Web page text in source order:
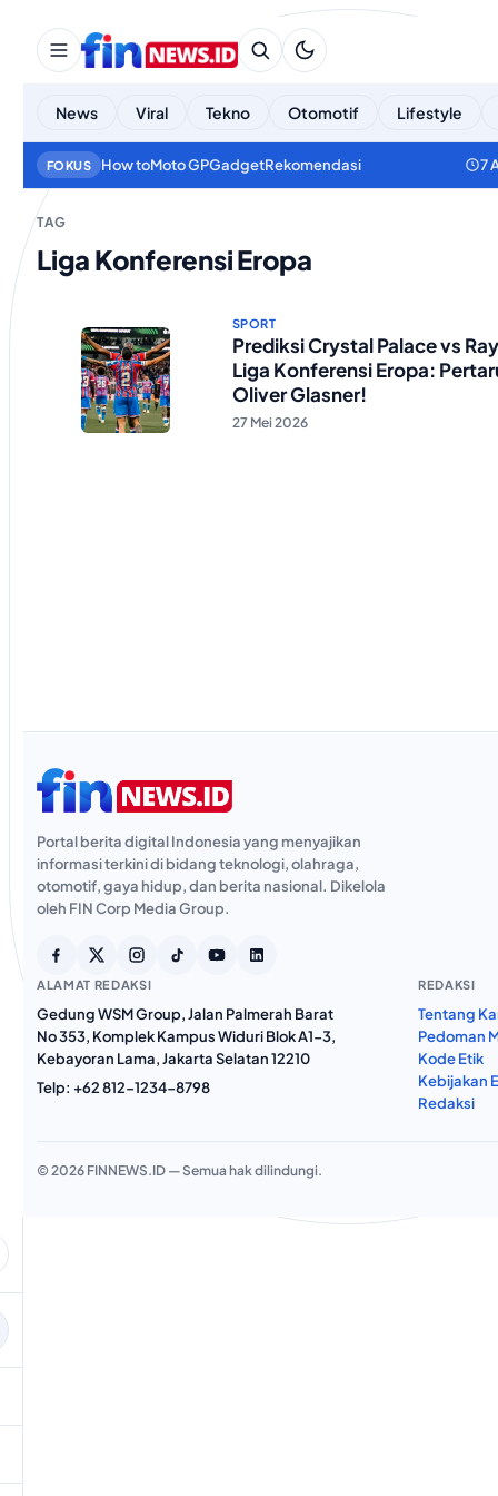
News Viral Tekno Otomotif Lifestyle
FOKUS How toMoto GPGadgetRekomendasi 7
TAG
Liga Konferensi Eropa
SPORT
Prediksi Crystal Palace vs
Liga Konferensi Eropa:
Oliver Glasner!
27 Mei 2026
Portal berita digital Indonesia yang menyajikan
informasi terkini di bidang teknologi, olahraga,
otomotif, gaya hidup, dan berita nasional. Dikelola
oleh FIN Corp Media Group.
ALAMAT REDAKSI
Gedung WSM Group, Jalan Palmerah Barat
No 353, Komplek Kampus Widuri Blok A1-3,
Kebayoran Lama, Jakarta Selatan 12210
Telp: +62 812-1234-8798
REDAKSI
Tentang
Pedoman
Kode Etik
Kebijakan
Redaksi
© 2026 FINNEWS.ID — Semua hak dilindungi.